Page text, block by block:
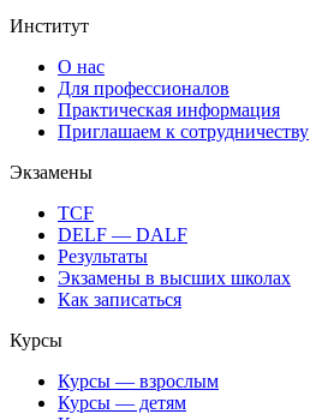
Институт
О нас
Для профессионалов
Практическая информация
Приглашаем к сотрудничеству
Экзамены
TCF
DELF — DALF
Результаты
Экзамены в высших школах
Как записаться
Курсы
Курсы — взрослым
Курсы — детям